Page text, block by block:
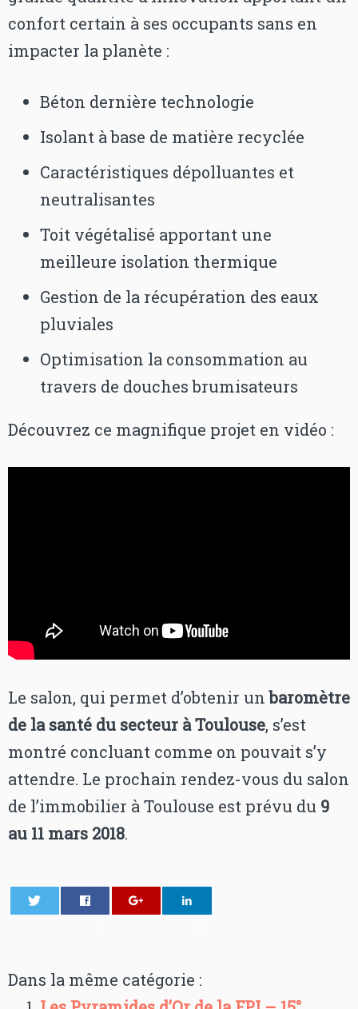
confort certain à ses occupants sans en
impacter la planète :
Béton dernière technologie
Isolant à base de matière recyclée
Caractéristiques dépolluantes et
neutralisantes
Toit végétalisé apportant une
meilleure isolation thermique
Gestion de la récupération des eaux
pluviales
Optimisation la consommation au
travers de douches brumisateurs
Découvrez ce magnifique projet en vidéo :
Le salon, qui permet d’obtenir unbaromètre
de la santé du secteur à Toulouse, s’est
montré concluant comme on pouvait s’y
attendre. Le prochain rendez-vous du salon
de l’immobilier à Toulouse est prévu du 9
au 11 mars 2018.
Dans la même catégorie :